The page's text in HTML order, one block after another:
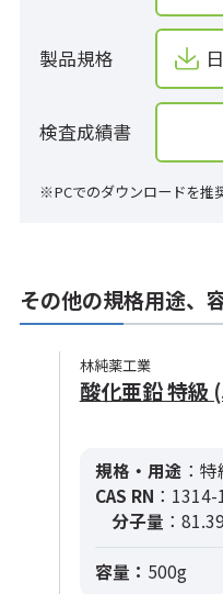
製品規格
検査成績書
※PCでのダウンロードを推
その他の規格用途、
林純薬工業
酸化亜鉛 特級
規格・用途 ：
CAS RN ：
分子量 ：81.39
容量： 500g